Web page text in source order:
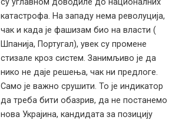
катастрофа. На западу нема револуција,
чак и када је фашизам био на власти (
Шпанија, Португал), увек су промене
стизале кроз систем. Занимљиво је да
нико не даје решења, чак ни предлоге.
Само је важно срушити. То је индикатор
да треба бити обазрив, да не постанемо
нова Украјина, кандидата за позицију